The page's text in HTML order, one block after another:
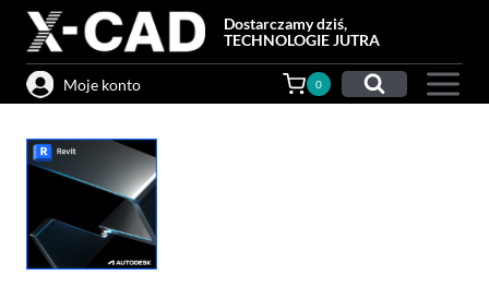
Przejdź
treści
Dostarczamy dziś,
TECHNOLOGIE JUTRA
Moje konto 0